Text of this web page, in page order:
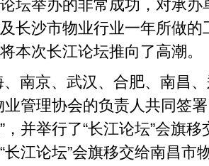
坛举办的非常成功，对承
长沙市物业行业一年所做
本次长江论坛推向了高潮。
南京、武汉、合肥、南昌
业管理协会的负责人共同签
” ，并举行了“长江论坛”会旗移
“长江论坛”会旗移交给南昌市